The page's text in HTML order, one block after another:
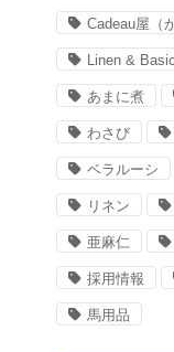
Cadeau屋（
Linen & Basic
あまに煮
わさび
ベラルーシ
リネン
亜麻仁
採用情報
馬用品